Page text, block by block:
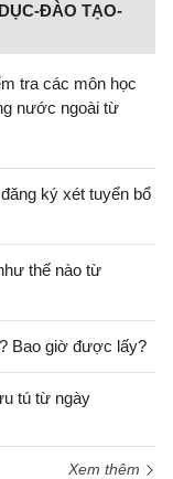
ĐÀO TẠO-
tra các môn học
nước ngoài từ
ký xét tuyển bổ
thế nào từ
Bao giờ được lấy?
tú từ ngày
Xem thêm